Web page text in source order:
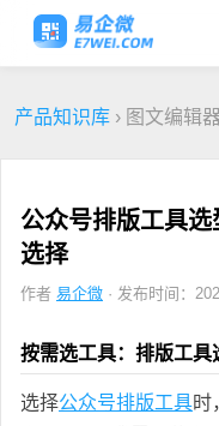
产品知识库 › 图文编辑器
公众号排版工具
选择
作者 易企微 · 发布时间：
按需选工具：排版工具
选择公众号排版工具时